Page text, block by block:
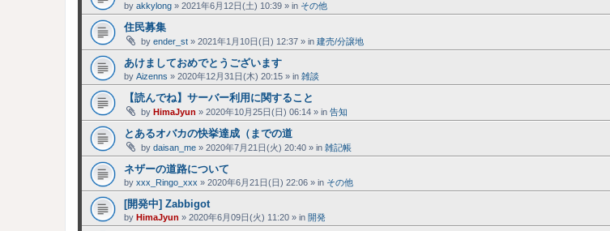
by akkylong » 2021年6月12日(土) 10:39 » in その他
住民募集
by ender_st » 2021年1月10日(日) 12:37 » in 建売/分譲地
あけましておめでとうございます
by Aizenns » 2020年12月31日(木) 20:15 » in 雑談
【読んでね】サーバー利用に関すること
by HimaJyun » 2020年10月25日(日) 06:14 » in 告知
とあるオバカの快挙達成（までの道
by daisan_me » 2020年7月21日(火) 20:40 » in 雑記帳
ネザーの道路について
by xxx_Ringo_xxx » 2020年6月21日(日) 22:06 » in その他
[開発中] Zabbigot
by HimaJyun » 2020年6月09日(火) 11:20 » in 開発